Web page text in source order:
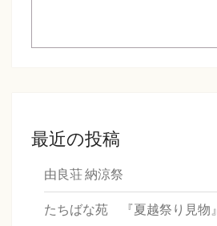
最近の投稿
由良荘 納涼祭
たちばな苑 『夏越祭り見物』